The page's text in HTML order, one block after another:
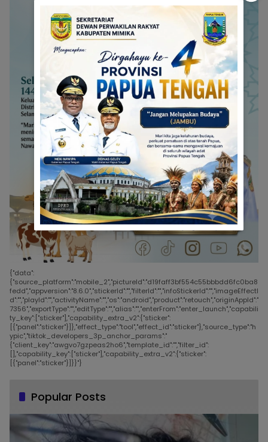
{"data":
{"source_platform":"mobile_2","pictureId":"d19faff3bf554c55bbbdd6fc0ba8
fedd","appversion":"8.6.0","stickerId":"","filterId":"","infoStickerId":"","imageEffectI
d":"","playId":"","activityName":"","os":"android","product":"retouch","originAppId":"
7356","exportType":"","editType":"","alias":"","enterFrom":"enter_launch","capabili
ty_key":["sticker"],"capability_extra_v2":{"sticker":
[{"panel":"sticker"}]},"effect_type":"tool","effect_id":"sticker"},"source_type":"h
ypic","tiktok_developers_3p_anchor_params":"
{"client_key":"awgvo7gzpeas2ho6","template_id":"","filter_id":
[],"capability_key":["sticker"],"capability_extra_v2":{"sticker":
[{"panel":"sticker"}]}}"}
Popular Posts